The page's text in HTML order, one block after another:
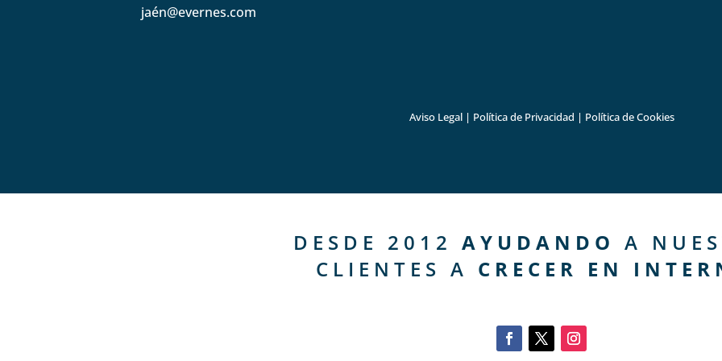
jaén@evernes.com
Aviso Legal| Política de Privacidad | Política de Cookies
DESDE 2012 AYUDANDO A
CLIENTES A CRECER EN